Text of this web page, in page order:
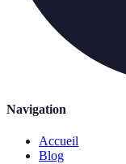
Navigation
Accueil
Blog